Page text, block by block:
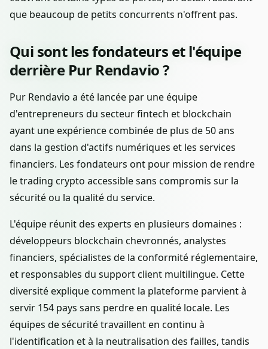
que beaucoup de petits concurrents n'offrent pas.
Qui sont les fondateurs et l'équipe
derrière Pur Rendavio ?
Pur Rendavio a été lancée par une équipe
d'entrepreneurs du secteur fintech et blockchain
ayant une expérience combinée de plus de 50 ans
dans la gestion d'actifs numériques et les services
financiers. Les fondateurs ont pour mission de rendre
le trading crypto accessible sans compromis sur la
sécurité ou la qualité du service.
L'équipe réunit des experts en plusieurs domaines :
développeurs blockchain chevronnés, analystes
financiers, spécialistes de la conformité réglementaire,
et responsables du support client multilingue. Cette
diversité explique comment la plateforme parvient à
servir 154 pays sans perdre en qualité locale. Les
équipes de sécurité travaillent en continu à
l'identification et à la neutralisation des failles, tandis